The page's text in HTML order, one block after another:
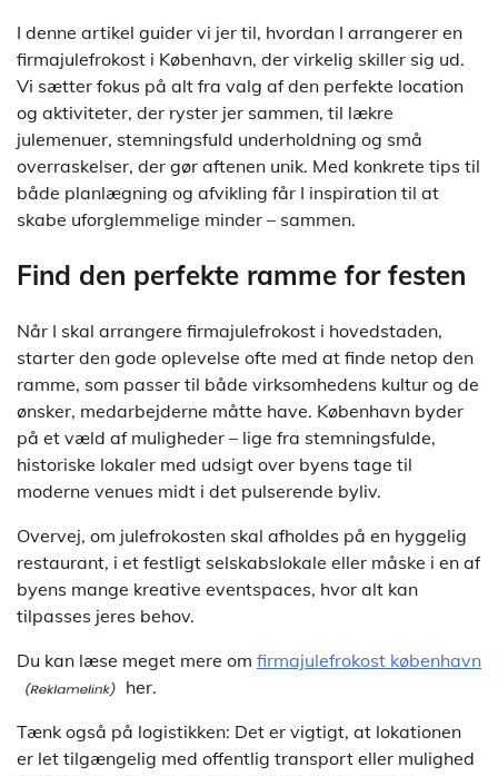
I denne artikel guider vi jer til, hvordan I arrangerer en
firmajulefrokost i København, der virkelig skiller sig ud.
Vi sætter fokus på alt fra valg af den perfekte location
og aktiviteter, der ryster jer sammen, til lækre
julemenuer, stemningsfuld underholdning og små
overraskelser, der gør aftenen unik. Med konkrete tips til
både planlægning og afvikling får I inspiration til at
skabe uforglemmelige minder – sammen.
Find den perfekte ramme for festen
Når I skal arrangere firmajulefrokost i hovedstaden,
starter den gode oplevelse ofte med at finde netop den
ramme, som passer til både virksomhedens kultur og de
ønsker, medarbejderne måtte have. København byder
på et væld af muligheder – lige fra stemningsfulde,
historiske lokaler med udsigt over byens tage til
moderne venues midt i det pulserende byliv.
Overvej, om julefrokosten skal afholdes på en hyggelig
restaurant, i et festligt selskabslokale eller måske i en af
byens mange kreative eventspaces, hvor alt kan
tilpasses jeres behov.
Du kan læse meget mere om firmajulefrokost københavn
her.
Tænk også på logistikken: Det er vigtigt, at lokationen
er let tilgængelig med offentlig transport eller mulighed